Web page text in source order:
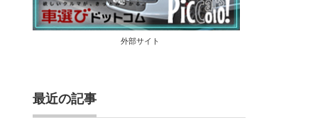
外部サイト
最近の記事